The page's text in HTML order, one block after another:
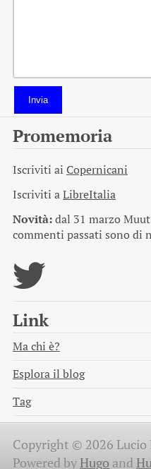
Invia
Promemoria
Iscriviti ai Copernicani
Iscriviti aLibreItalia
Novità:dal 31 marzo
commenti passati sono di
Link
Ma chi è?
Esplora il blog
Tag
Copyright © 2026 Lucio
Powered byHugo and